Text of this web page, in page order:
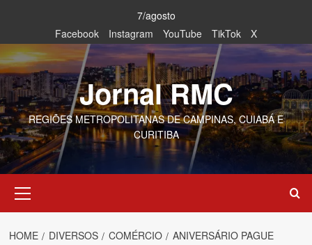
content
7/agosto
Facebook
Instagram YouTube TikTok X
Jornal RMC
REGIÕES METROPOLITANAS DE CAMPINAS, CUIABÁ E
CURITIBA
Menu
HOME DIVERSOS COMÉRCIO
ANIVERSÁRIO PAGUE